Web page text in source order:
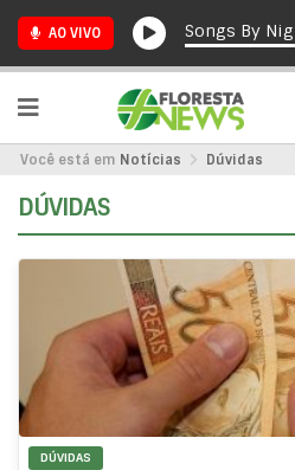
AO VIVO Songs By
Você está em Notícias Dúvidas
DÚVIDAS
DÚVIDAS